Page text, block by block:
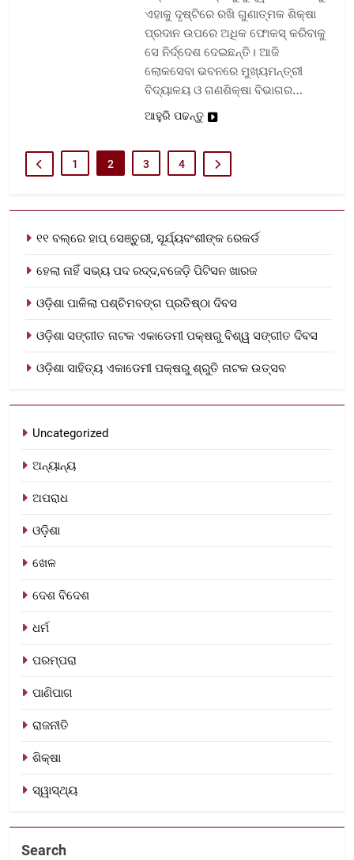
ଏହାକୁ ଦୃଷ୍ଟିରେ ରଖି ଗୁଣାତ୍ମକ ଶିକ୍ଷା
ପ୍ରଦାନ ଉପରେ ଅଧିକ ଫୋକସ୍ କରିବାକୁ
ସେ ନିର୍ଦ୍ଦେଶ ଦେଇଛନ୍ତି। ଆଜି
ଲୋକସେବା ଭବନରେ ମୁଖ୍ୟମନ୍ତ୍ରୀ
ବିଦ୍ୟାଳୟ ଓ ଗଣଶିକ୍ଷା ବିଭାଗର…
ଆହୁରି ପଢନ୍ତୁ
1 2 3 4
୧୧ ବଲ୍‌ରେ ହାପ୍ ସେଞ୍ଚୁରୀ, ସୂର୍ଯ୍ୟବଂଶୀଙ୍କ ରେକର୍ଡ
ହେଲା ନାହିଁ ସଭ୍ୟ ପଦ ରଦ୍ଦ,ବଜେଡ଼ି ପିଟିସନ ଖାରଜ
ଓଡ଼ିଶା ପାଳିଲା ପଶ୍ଚିମବଙ୍ଗ ପ୍ରତିଷ୍ଠା ଦିବସ
ଓଡ଼ିଶା ସଙ୍ଗୀତ ନାଟକ ଏକାଡେମୀ ପକ୍ଷରୁ ବିଶ୍ୱ ସଙ୍ଗୀତ ଦିବସ
ଓଡ଼ିଶା ସାହିତ୍ୟ ଏକାଡେମୀ ପକ୍ଷରୁ ଶ୍ରୁତି ନାଟକ ଉତ୍ସବ
Uncategorized
ଅନ୍ୟାନ୍ୟ
ଅପରାଧ
ଓଡ଼ିଶା
ଖେଳ
ଦେଶ ବିଦେଶ
ଧର୍ମ
ପରମ୍ପରା
ପାଣିପାଗ
ରାଜନୀତି
ଶିକ୍ଷା
ସ୍ୱାସ୍ଥ୍ୟ
Search